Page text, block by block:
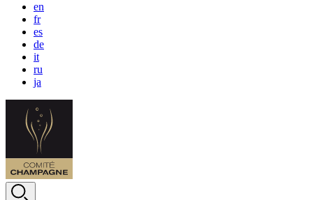
en
fr
es
de
it
ru
ja